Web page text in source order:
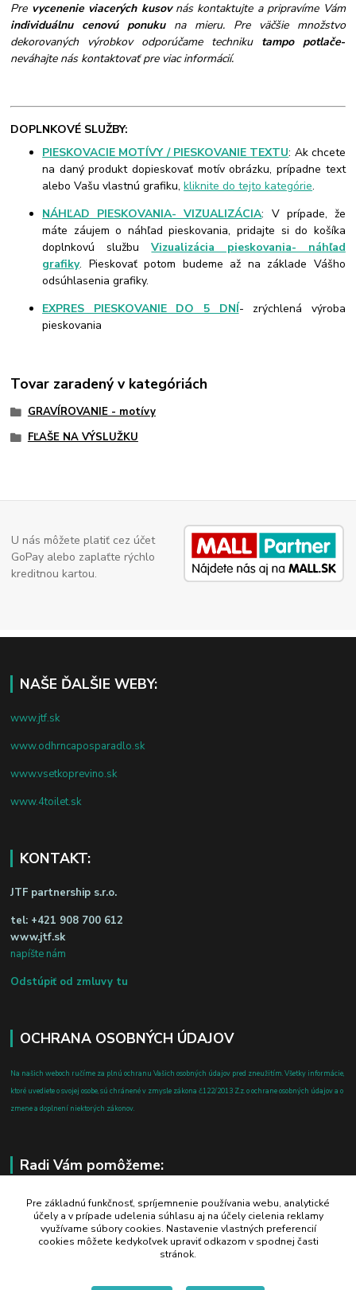
Pre vycenenie viacerých kusovnás kontaktujte a pripravíme Vám
individuálnu cenovú ponukuna mieru. Pre väčšie množstvo
dekorovaných výrobkov odporúčame techniku tampo potlače-
neváhajte nás kontaktovať pre viac informácií.
DOPLNKOVÉ SLUŽBY:
PIESKOVACIE MOTÍVY / PIESKOVANIE TEXTU: Ak chcete
na daný produkt dopieskovať motív obrázku, prípadne text
alebo Vašu vlastnú grafiku,kliknite do tejto kategórie.
NÁHĽAD PIESKOVANIA- VIZUALIZÁCIA: V prípade, že
máte záujem o náhľad pieskovania, pridajte si do košíka
doplnkovú službuVizualizácia pieskovania- náhľad
grafiky. Pieskovať potom budeme až na základe Vášho
odsúhlasenia grafiky.
EXPRES PIESKOVANIE DO 5 DNÍ- zrýchlená výroba
pieskovania
Tovar zaradený v kategóriách
GRAVÍROVANIE - motívy
FĽAŠE NA VÝSLUŽKU
U nás môžete platiť cez účet
GoPay alebo zaplaťte rýchlo
kreditnou kartou.
NAŠE ĎALŠIE WEBY:
www.jtf.sk
www.odhrncaposparadlo.sk
www.vsetkoprevino.sk
www.4toilet.sk
KONTAKT:
JTF partnership s.r.o.
tel: +421 908 700 612
www.jtf.sk
napíšte nám
Odstúpiť od zmluvy tu
OCHRANA OSOBNÝCH ÚDAJOV
Na našich weboch ručíme za plnú ochranu Vašich osobných údajov pred zneužitím. Všetky informácie,
ktoré uvediete o svojej osobe, sú chránené v zmysle zákona č.122/2013 Z.z. o ochrane osobných údajov a o
zmene a doplnení niektorých zákonov.
Radi Vám pomôžeme:
+421 908 700 612
po-pia: 8.00 - 16.00
business@jtf.sk
Pre základnú funkčnosť, spríjemnenie používania webu, analytické
účely a v prípade udelenia súhlasu aj na účely cielenia reklamy
využívame súbory cookies. Nastavenie vlastných preferencií
cookies môžete kedykoľvek upraviť odkazom v spodnej časti
stránok.